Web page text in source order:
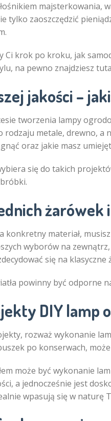
majsterkowania,
tylko zaoszczędzić
Ci krok po kroku, jak
na pewno znajdziesz
jakości –
tworzenia lampy
rodzaju metale, drewno, a
oraz jakie masz
się do takich
żarówek
konkretny materiał,
wyborów na
się na
powinny być odporne
DIY lamp
rozważ wykonanie
po konserwach,
może być wykonanie
a jednocześnie jest
wpasują się w naturę